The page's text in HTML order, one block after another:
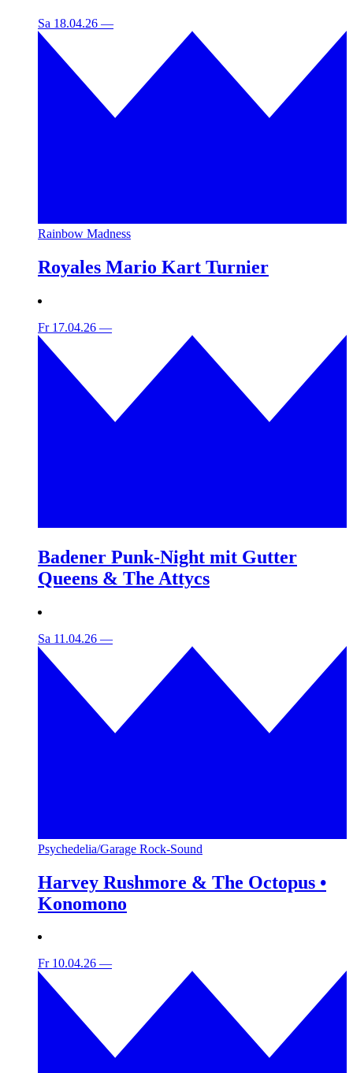
Sa 18.04.26 —
Rainbow Madness
Royales Mario Kart Turnier
Fr 17.04.26 —
Badener Punk-Night mit Gutter
Queens & The Attycs
Sa 11.04.26 —
Psychedelia/Garage Rock-Sound
Harvey Rushmore & The Octopus •
Konomono
Fr 10.04.26 —